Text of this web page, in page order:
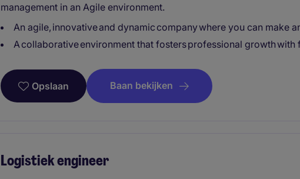
management in an Agile environment.
An agile, innovative and dynamic company where you can make
A collaborative environment that fosters professional growth with
Opslaan Baan bekijken
Logistiek engineer